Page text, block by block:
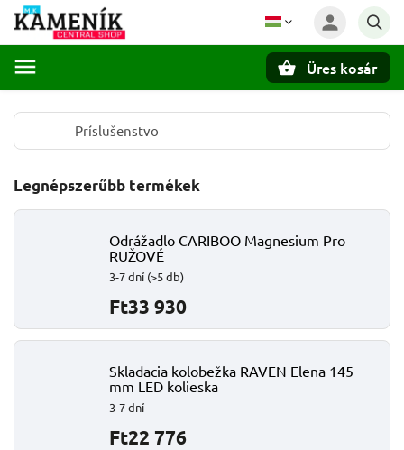
Üres kosár
Príslušenstvo
Legnépszerűbb termékek
Odrážadlo CARIBOO Magnesium Pro
RUŽOVÉ
3-7 dní (>5 db)
Ft33 930
Skladacia kolobežka RAVEN Elena 145
mm LED kolieska
3-7 dní
Ft22 776